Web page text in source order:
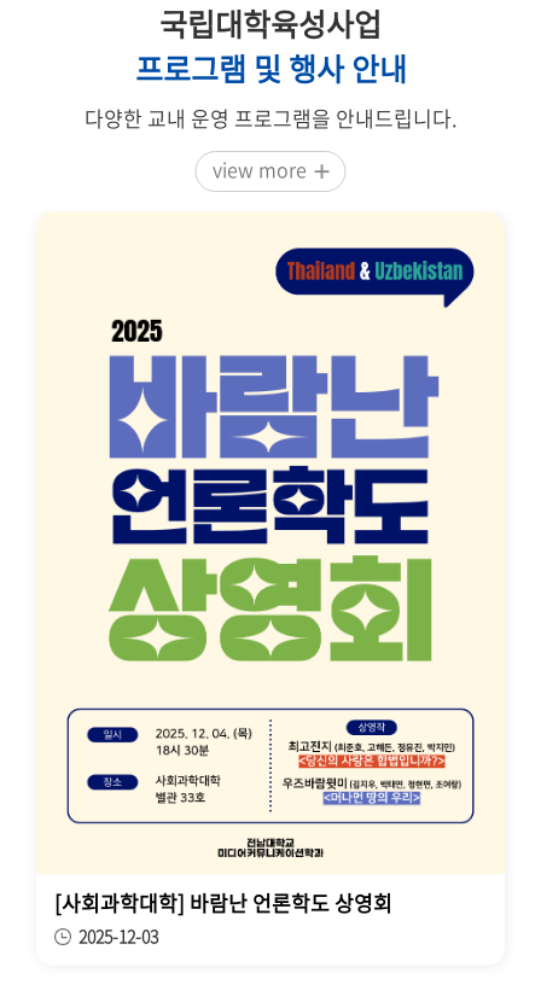
국립대학육성사업
프로그램 및 행사 안내
다양한 교내 운영 프로그램을 안내드립니다.
[사회과학대학] 바람난 언론학도 상영회
2025-12-03
view more